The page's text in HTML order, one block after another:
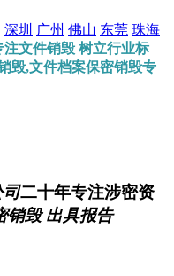
深圳 广州 佛山 东莞 珠海
注文件销毁 树立行业标
毁,文件档案保密销毁专
司二十年专注涉密资
销毁 出具报告